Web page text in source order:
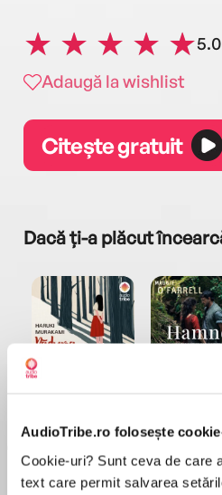
AudioTribe.ro folosește
Cookie-uri? Sunt ceva de care
text care permit salvarea
5.0
Adaugă la wishlist
Citește gratuit
Dacă ți-a plăcut